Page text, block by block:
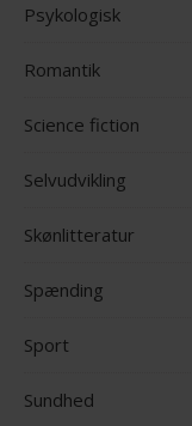
Psykologisk
Romantik
Science fiction
Selvudvikling
Skønlitteratur
Spænding
Sport
Sundhed